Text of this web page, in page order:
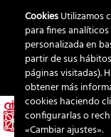
CookiesUtilizamos
para fines
personalizada en
partir de sus
páginas visitadas).
obtener más
cookies haciendo
configurarlas o
«Cambiar ajustes».